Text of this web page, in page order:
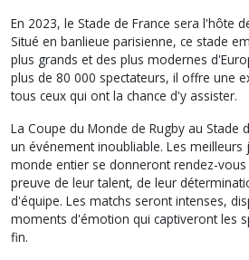
En 2023, le Stade de France sera l'hôte
Situé en banlieue parisienne, ce stade
plus grands et des plus modernes
plus de 80 000 spectateurs, il offre une
tous ceux qui ont la chance d'y assister.
La Coupe du Monde de Rugby au Stade
un événement inoubliable. Les meilleurs
monde entier se donneront rendez-
preuve de leur talent, de leur
d'équipe. Les matchs seront intenses,
moments d'émotion qui captiveront les
fin.